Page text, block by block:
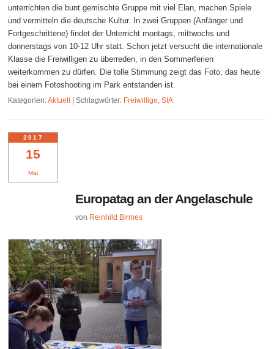
unterrichten die bunt gemischte Gruppe mit viel Elan, machen Spiele
und vermitteln die deutsche Kultur. In zwei Gruppen (Anfänger und
Fortgeschrittene) findet der Unterricht montags, mittwochs und
donnerstags von 10-12 Uhr statt. Schon jetzt versucht die internationale
Klasse die Freiwilligen zu überreden, in den Sommerferien
weiterkommen zu dürfen. Die tolle Stimmung zeigt das Foto, das heute
bei einem Fotoshooting im Park entstanden ist.
Kategorien:Aktuell |Schlagwörter: Freiwillige,SIA
15
Mai
2017
Europatag an der Angelaschule
von Reinhild Birmes